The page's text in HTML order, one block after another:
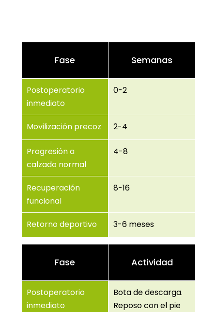
Fase
Postoperatorio
inmediato
Movilización precoz
Progresión a
calzado normal
Recuperación
funcional
Retorno deportivo
Semanas
0-2
2-4
4-8
8-16
3-6 meses
Fase
Postoperatorio
inmediato
Actividad
Bota de descarga.
Reposo con el pie